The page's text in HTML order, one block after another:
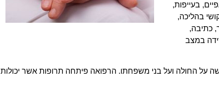
בעייפות,
בהליכה,
כתיבה,
במצב
החולה ועל בני משפחתו. הרפואה פיתחה תרופות אשר יכולות